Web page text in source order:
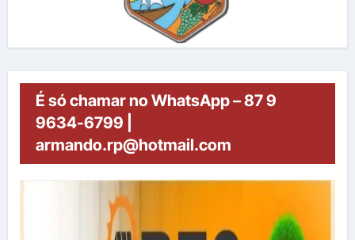
É só chamar no WhatsApp – 87 9
9634-6799 |
armando.rp@hotmail.com